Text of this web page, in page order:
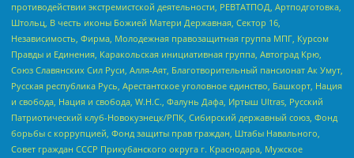
противодействии экстремистской деятельности, РЕВТАТПОД, Артподготовка,
Штольц, В честь иконы Божией Матери Державная, Сектор 16,
Независимость, Фирма, Молодежная правозащитная группа МПГ, Курсом
Правды и Единения, Каракольская инициативная группа, Автоград Крю,
Союз Славянских Сил Руси, Алля-Аят, Благотворительный пансионат Ак Умут,
Русская республика Русь, Арестантское уголовное единство, Башкорт, Нация
и свобода, Нация и свобода, W.H.С., Фалунь Дафа, Иртыш Ultras, Русский
Патриотический клуб-Новокузнецк/РПК, Сибирский державный союз, Фонд
борьбы с коррупцией, Фонд защиты прав граждан, Штабы Навального,
Совет граждан СССР Прикубанского округа г. Краснодара, Мужское